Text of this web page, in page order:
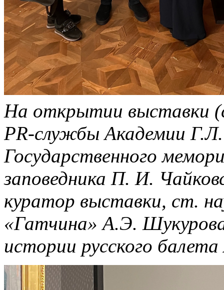
На открытии выставки
PR-службы Академии
Государственного
заповедника П. И.
куратор выставки, ст.
«Гатчина» А.Э.
истории русского